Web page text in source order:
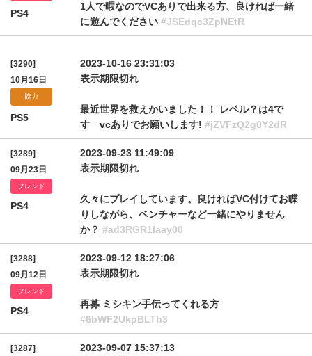
PS4
1人で暇なのでVCありで出来る方、良ければ一緒
に遊んでください #JSEdqc3ZpNEtR
[3290]
10月16日
協力
PS5
2023-10-16 23:31:03
表示期限切れ
最近世界を救えかいました！！ レベル？は4で
す vcありでお願いします! #jZVFzQ2g0Y2dR
[3289]
09月23日
フレンド
PS4
2023-09-23 11:49:09
表示期限切れ
久々にプレイしています。良ければVC付けてお喋
りしながら、ベンチャーなど一緒にやりません
か？ #ad3RGR1laay00
[3288]
09月12日
フレンド
PS4
2023-09-12 18:27:06
表示期限切れ
再募 ミシキン手伝ってくれる方
#6bWF2UkpBLTh3
[3287]
2023-09-07 15:37:13